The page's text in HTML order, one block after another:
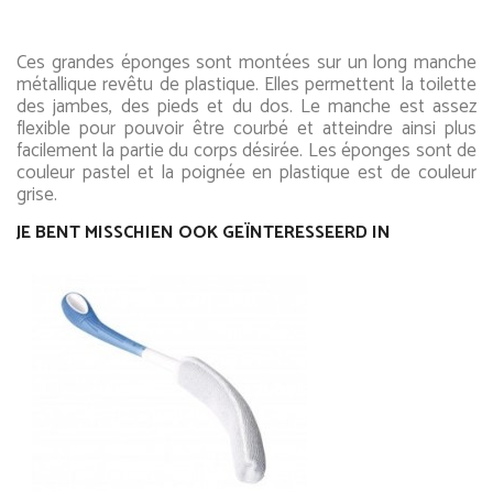
Ces grandes éponges sont montées sur un long manche
métallique revêtu de plastique. Elles permettent la toilette
des jambes, des pieds et du dos. Le manche est assez
flexible pour pouvoir être courbé et atteindre ainsi plus
facilement la partie du corps désirée. Les éponges sont de
couleur pastel et la poignée en plastique est de couleur
grise.
JE BENT MISSCHIEN OOK GEÏNTERESSEERD IN